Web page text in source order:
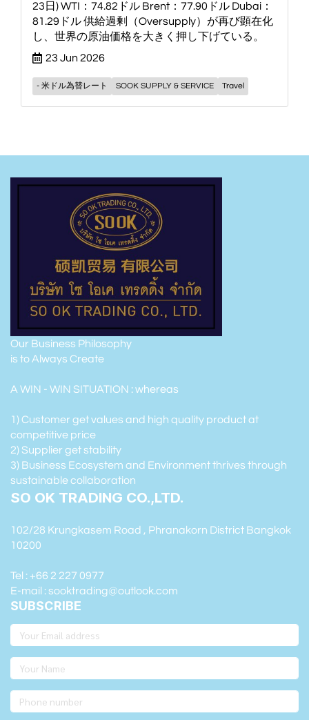
23日) WTI：74.82ドル Brent：77.90ドル Dubai：
81.29ドル 供給過剰（Oversupply）が再び顕在化
し、世界の原油価格を大きく押し下げている。
23 Jun 2026
- 米ドル為替レート SOOK SUPPLY & SERVICE Travel
Our Business Philosophy
is to Always Create
A WIN - WIN SITUATION : whereas
1) Customer get values and high quality product at
competitive price
2) Supplier get stability
3) Business Ecosystem and Environment thrives through
sustainable collaboration
SO OK TRADING CO.,LTD.
102/28 Krungkasem Road , Phranakorn District Bangkok
10200
Tel : +66 2 227 0977
E-mail : sooktrading@outlook.com
SUBSCRIBE